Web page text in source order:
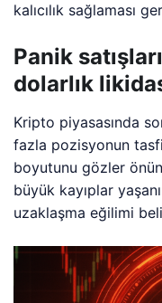
kalıcılık sağlaması
Panik
dolarlık
Kripto piyasasında
fazla pozisyonun
boyutunu gözler
büyük kayıplar
uzaklaşma eğilimi